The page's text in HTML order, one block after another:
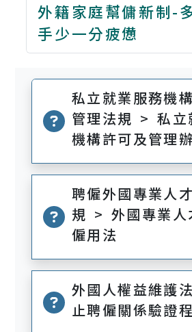
外籍家庭幫傭新制-
手少一分疲憊
私立就業服務機
管理法規 > 私立
機構許可及管理
聘僱外國專業人
規 > 外國專業人
僱用法
外國人權益維護
止聘僱關係驗證